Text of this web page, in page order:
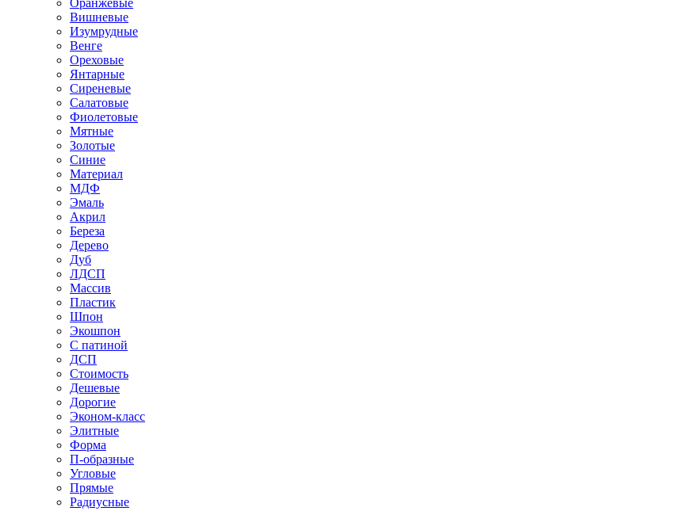
Вишневые
Изумрудные
Венге
Ореховые
Янтарные
Сиреневые
Салатовые
Фиолетовые
Мятные
Золотые
Синие
Материал
МДФ
Эмаль
Акрил
Береза
Дерево
Дуб
ЛДСП
Массив
Пластик
Шпон
Экошпон
С патиной
ДСП
Стоимость
Дешевые
Дорогие
Эконом-класс
Элитные
Форма
П-образные
Угловые
Прямые
Радиусные